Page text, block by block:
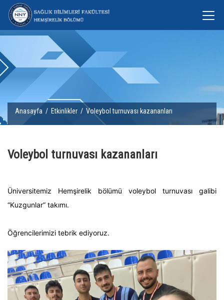
Anasayfa / Etkinlikler / Voleybol turnuvası kazananları
Voleybol turnuvası kazananları
Üniversitemiz Hemşirelik bölümü voleybol turnuvası galibi
“Kuzgunlar” takımı.
Öğrencilerimizi tebrik ediyoruz.